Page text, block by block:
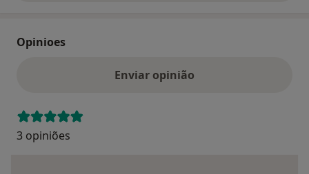
Opinioes
Enviar opinião
3 opiniões